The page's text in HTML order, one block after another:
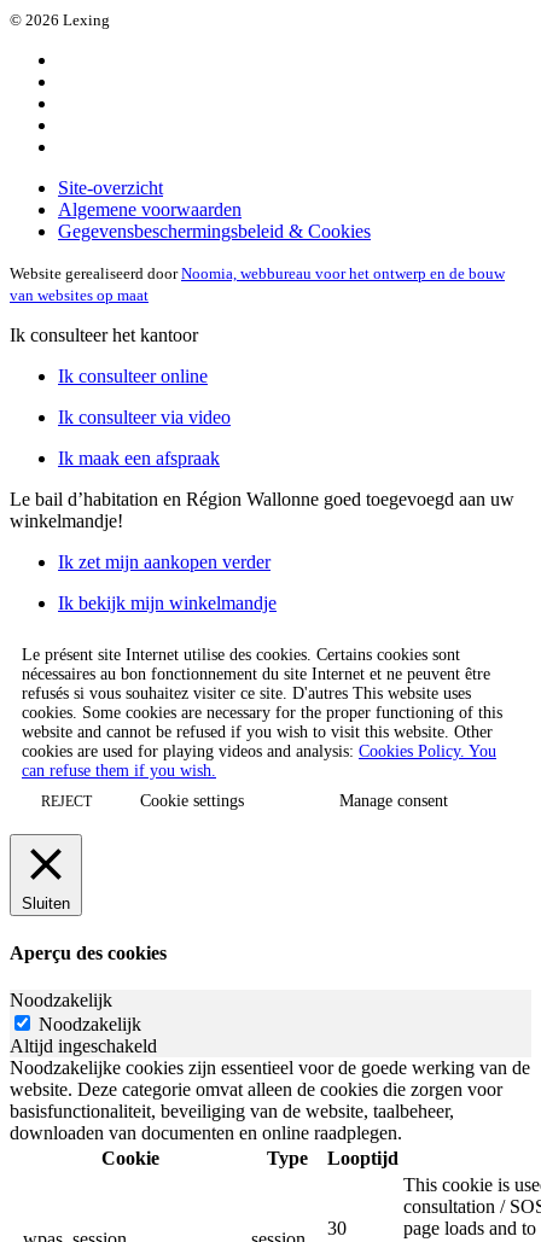
© 2026 Lexing
Site-overzicht
Algemene voorwaarden
Gegevensbeschermingsbeleid & Cookies
Website gerealiseerd doorNoomia, webbureau voor het ontwerp en de bouw
van websites op maat
Ik consulteer het kantoor
Ik consulteer online
Ik consulteer via video
Ik maak een afspraak
Le bail d’habitation en Région Wallonne goed toegevoegd aan uw
winkelmandje!
Ik zet mijn aankopen verder
Ik bekijk mijn winkelmandje
Le présent site Internet utilise des cookies. Certains cookies sont
nécessaires au bon fonctionnement du site Internet et ne peuvent être
refusés si vous souhaitez visiter ce site. D'autres This website uses
cookies. Some cookies are necessary for the proper functioning of this
website and cannot be refused if you wish to visit this website. Other
cookies are used for playing videos and analysis: Cookies Policy. You
can refuse them if you wish.
REJECT Cookie settings Manage consent
Sluiten
Aperçu des cookies
Noodzakelijk
Noodzakelijk
Altijd ingeschakeld
Noodzakelijke cookies zijn essentieel voor de goede werking van de
website. Deze categorie omvat alleen de cookies die zorgen voor
basisfunctionaliteit, beveiliging van de website, taalbeheer,
downloaden van documenten en online raadplegen.
Cookie
Type Looptijd
30
This cookie is
consultation /
page loads and